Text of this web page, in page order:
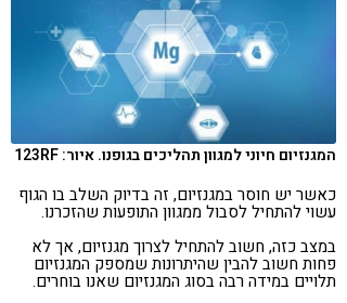
המגנזיום חיוני למגוון תהליכים בגופנו. איור: 123RF
כאשר יש חוסר במגנזיום, זה בדיוק השלב בו הגוף
עשוי להתחיל לסבול ממגוון התופעות שהזכרנו.
במצב כזה, חשוב להתחיל לצרוך מגנזיום, אך לא
פחות חשוב להבין שהיתרונות שמספק המגנזיום
תלויים במידה רבה בסוג המגנזיום שאנו בוחרים.